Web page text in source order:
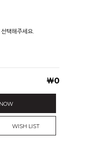
택해주세요.
￦0
WISH LIST